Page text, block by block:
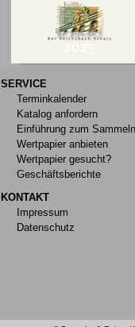
SERVICE
Terminkalender
Katalog anfordern
Einführung zum Sammeln
Wertpapier anbieten
Wertpapier gesucht?
Geschäftsberichte
KONTAKT
Impressum
Datenschutz